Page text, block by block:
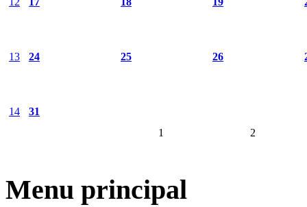
13 24 25 26
14
31
1
2
Menu principal